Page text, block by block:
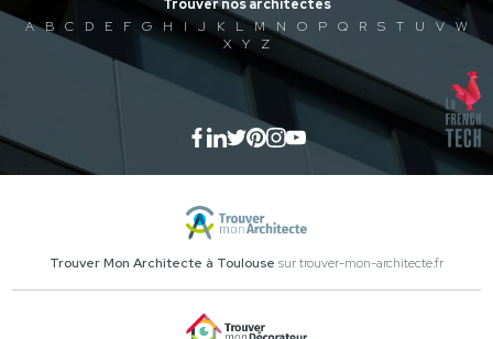
Trouver nos architectes
A
B C D E F G H I J K L M N O P Q R S T U V
W
X
Y Z
Trouver Mon Architecte à Toulouse sur trouver-mon-architecte.fr